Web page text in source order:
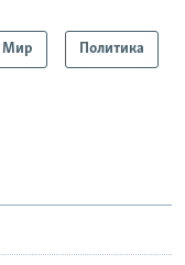
Мир Политика